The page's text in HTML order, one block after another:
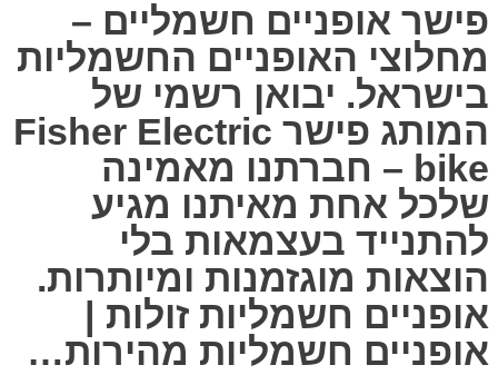
פישר אופניים חשמליים –
מחלוצי האופניים החשמליות
בישראל. יבואן רשמי של
המותג פישר Fisher Electric
bike – חברתנו מאמינה
שלכל אחת מאיתנו מגיע
להתנייד בעצמאות בלי
הוצאות מוגזמנות ומיותרות.
אופניים חשמליות זולות |
אופניים חשמליות מהירות…